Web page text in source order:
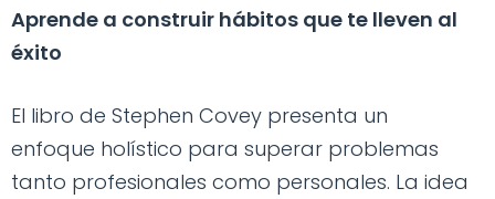
Aprende a construir hábitos que te lleven al
éxito
El libro de Stephen Covey presenta un
enfoque holístico para superar problemas
tanto profesionales como personales. La idea